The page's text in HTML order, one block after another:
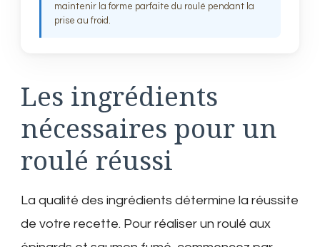
maintenir la forme parfaite du roulé pendant la
prise au froid.
Les ingrédients
nécessaires pour un
roulé réussi
La qualité des ingrédients détermine la réussite
de votre recette. Pour réaliser un roulé aux